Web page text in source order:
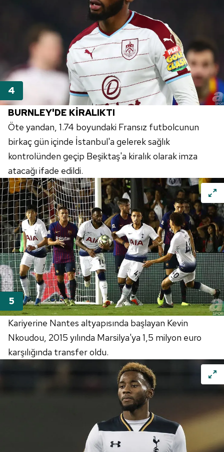
BURNLEY'DE KİRALIKTI
Öte yandan, 1.74 boyundaki Fransız futbolcunun
birkaç gün içinde İstanbul'a gelerek sağlık
kontrolünden geçip Beşiktaş'a kiralık olarak imza
atacağı ifade edildi.
Kariyerine Nantes altyapısında başlayan Kevin
Nkoudou, 2015 yılında Marsilya'ya 1,5 milyon euro
karşılığında transfer oldu.